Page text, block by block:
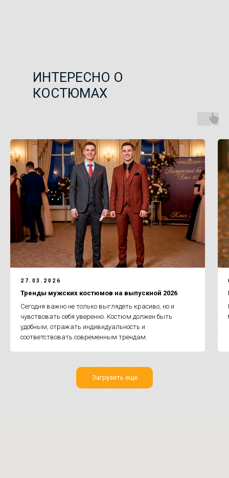
ИНТЕРЕСНО О
КОСТЮМАХ
27.03.2026
Тренды мужских костюмов на выпускной 2026
Сегодня важно не только выглядеть красиво, но и
чувствовать себя уверенно. Костюм должен быть
удобным, отражать индивидуальность и
соответствовать современным трендам.
Загрузить еще